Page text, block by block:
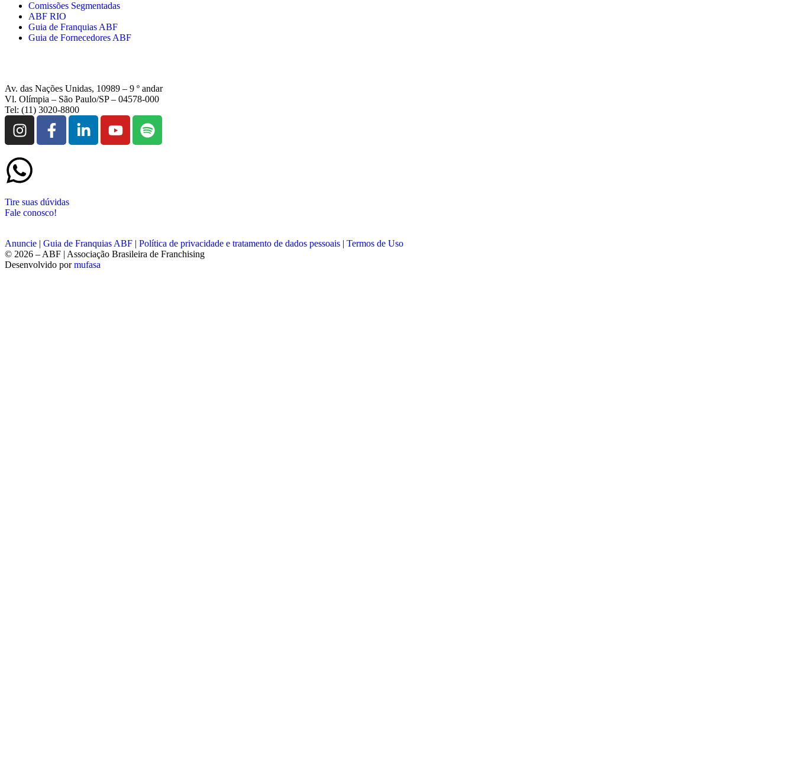
Comissões Segmentadas
ABF RIO
Guia de Franquias ABF
Guia de Fornecedores ABF
Av. das Nações Unidas, 10989 – 9 º andar
Vl. Olímpia – São Paulo/SP – 04578-000
Tel: (11) 3020-8800
Tire suas dúvidas
Fale conosco!
Anuncie | Guia de Franquias ABF | Política de privacidade e tratamento de dados pessoais | Termos de Uso
© 2026 – ABF | Associação Brasileira de Franchising
Desenvolvido pormufasa